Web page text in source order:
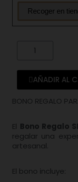
AÑADIR AL
BONO REGALO
El Bono Regalo
regalar una
artesanal.
El bono incluye: